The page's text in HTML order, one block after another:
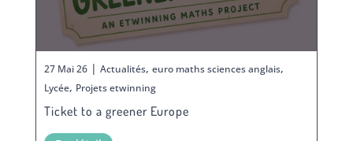
27 Mai 26| Actualités, euro maths sciences anglais,
Lycée, Projets etwinning
Ticket to a greener Europe